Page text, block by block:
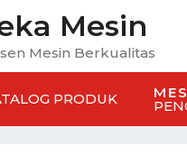
Mesin
Mesin Berkualitas
PRODUK